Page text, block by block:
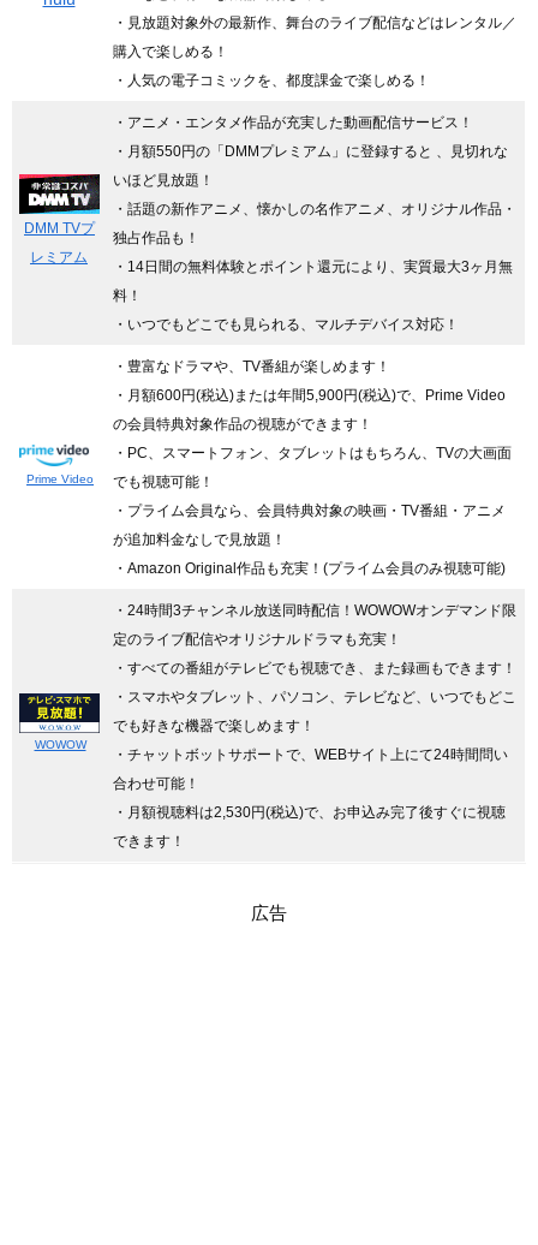
・見放題対象外の最新作、舞台のライブ配信などはレンタル／
購入で楽しめる！
・人気の電子コミックを、都度課金で楽しめる！
DMM TVプ
レミアム
・アニメ・エンタメ作品が充実した動画配信サービス！
・月額550円の「DMMプレミアム」に登録すると 、見切れな
いほど見放題！
・話題の新作アニメ、懐かしの名作アニメ、オリジナル作品・
独占作品も！
・14日間の無料体験とポイント還元により、実質最大3ヶ月無
料！
・いつでもどこでも見られる、マルチデバイス対応！
Prime Video
・豊富なドラマや、TV番組が楽しめます！
・月額600円(税込)または年間5,900円(税込)で、Prime Video
の会員特典対象作品の視聴ができます！
・PC、スマートフォン、タブレットはもちろん、TVの大画面
でも視聴可能！
・プライム会員なら、会員特典対象の映画・TV番組・アニメ
が追加料金なしで見放題！
・Amazon Original作品も充実！(プライム会員のみ視聴可能)
WOWOW
・24時間3チャンネル放送同時配信 ！WOWOWオンデマンド限
定のライブ配信やオリジナルドラマも充実！
・すべての番組がテレビでも視聴でき、また録画もできます！
・スマホやタブレット、パソコン、テレビなど、いつでもどこ
でも好きな機器で楽しめます！
・チャットボットサポートで、WEBサイト上にて24時間問い
合わせ可能！
・月額視聴料は2,530円(税込)で、お申込み完了後すぐに視聴
できます！
広告